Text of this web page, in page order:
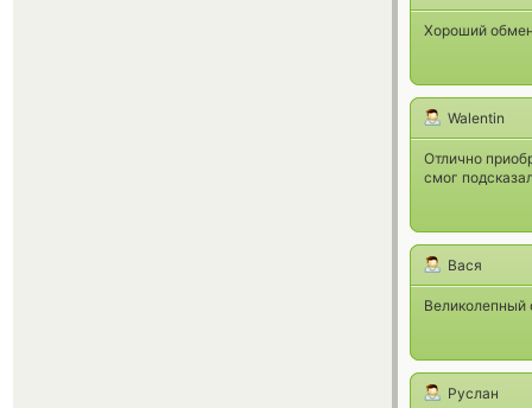
Хороший
Walentin
Отлично
смог
Вася
Великолепный
Руслан